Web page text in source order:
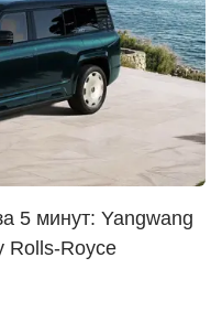
5 минут: Yangwang
Rolls-Royce